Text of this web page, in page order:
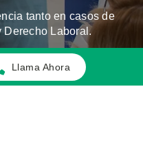
tanto en casos de
Derecho Laboral.
QUE
Llama Ahora